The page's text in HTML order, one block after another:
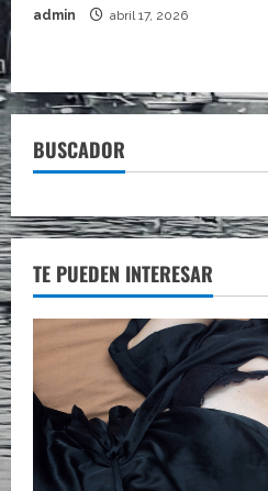
admin abril 17, 2026
BUSCADOR
TE PUEDEN INTERESAR